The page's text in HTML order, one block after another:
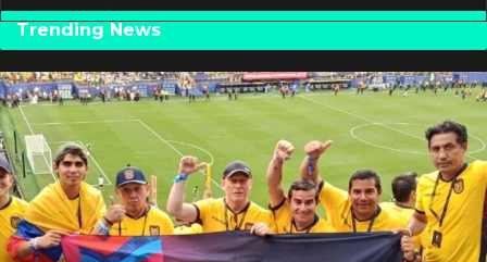
Trending News